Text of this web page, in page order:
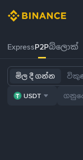
ExpressP2Pබ්ලොක්
මිල දී ගන්න
USDT